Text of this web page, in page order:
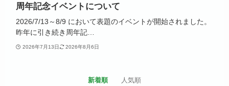
周年記念イベントについて
2026/7/13～8/9 において表題のイベントが開始されました。
昨年に引き続き周年記…
2026年7月13日 2026年8月6日
新着順 人気順